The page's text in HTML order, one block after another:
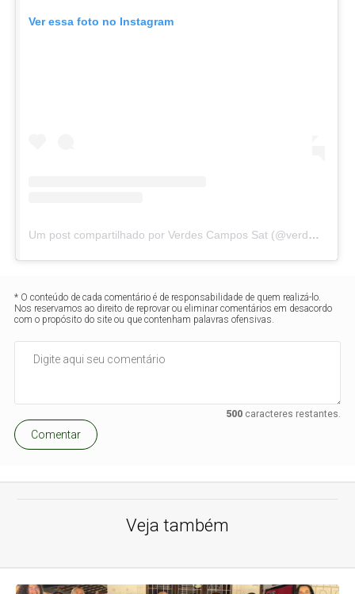
Ver essa foto no Instagram
Um post compartilhado por Verdes Campos Sat (@verdescampossat)
* O conteúdo de cada comentário é de responsabilidade de quem realizá-lo.
Nos reservamos ao direito de reprovar ou eliminar comentários em desacordo
com o propósito do site ou que contenham palavras ofensivas.
500caracteres restantes.
Comentar
Veja também